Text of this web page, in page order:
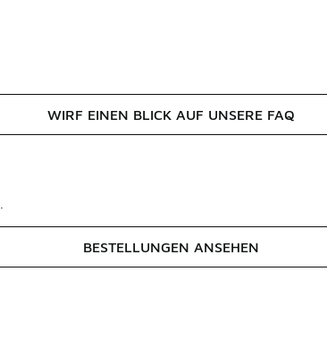
WIRF EINEN BLICK AUF UNSERE FAQ
BESTELLUNGEN ANSEHEN